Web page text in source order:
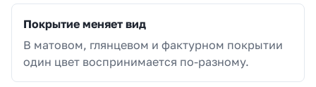
Покрытие меняет вид
В матовом, глянцевом и фактурном покрытии
один цвет воспринимается по-разному.